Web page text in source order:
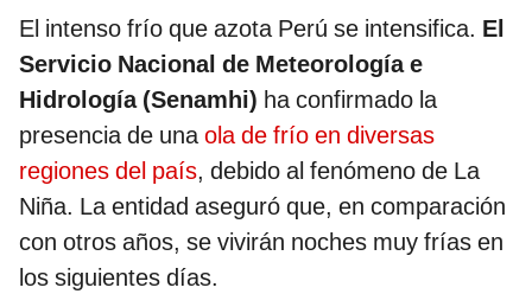
El intenso frío que azota Perú se intensifica. El
Servicio Nacional de Meteorología e
Hidrología (Senamhi) ha confirmado la
presencia de unaola de frío en diversas
regiones del país, debido al fenómeno de La
Niña. La entidad aseguró que, en comparación
con otros años, se vivirán noches muy frías en
los siguientes días.